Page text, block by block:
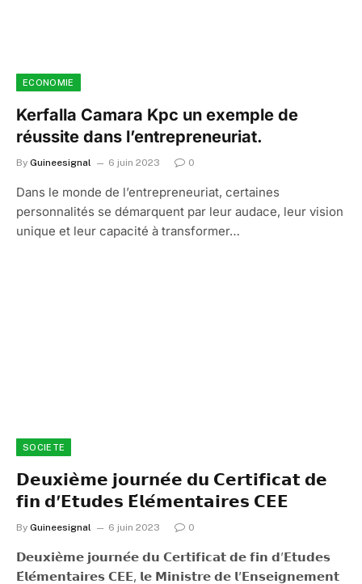
ECONOMIE
Kerfalla Camara Kpc un exemple de
réussite dans l’entrepreneuriat.
By Guineesignal 6 juin 2023 0
Dans le monde de l’entrepreneuriat, certaines
personnalités se démarquent par leur audace, leur vision
unique et leur capacité à transformer…
SOCIETE
𝗗𝗲𝘂𝘅𝗶𝗲̀𝗺𝗲 𝗷𝗼𝘂𝗿𝗻𝗲́𝗲 𝗱𝘂 𝗖𝗲𝗿𝘁𝗶𝗳𝗶𝗰𝗮𝘁 𝗱𝗲
𝗳𝗶𝗻 𝗱’𝗘𝘁𝘂𝗱𝗲𝘀 𝗘́𝗹𝗲́𝗺𝗲𝗻𝘁𝗮𝗶𝗿𝗲𝘀 𝗖𝗘𝗘
By Guineesignal 6 juin 2023 0
𝗗𝗲𝘂𝘅𝗶𝗲̀𝗺𝗲 𝗷𝗼𝘂𝗿𝗻𝗲́𝗲 𝗱𝘂 𝗖𝗲𝗿𝘁𝗶𝗳𝗶𝗰𝗮𝘁 𝗱𝗲 𝗳𝗶𝗻 𝗱’𝗘𝘁𝘂𝗱𝗲𝘀
𝗘́𝗹𝗲́𝗺𝗲𝗻𝘁𝗮𝗶𝗿𝗲𝘀 𝗖𝗘𝗘, 𝗹𝗲 𝗠𝗶𝗻𝗶𝘀𝘁𝗿𝗲 𝗱𝗲 𝗹’𝗘𝗻𝘀𝗲𝗶𝗴𝗻𝗲𝗺𝗲𝗻𝘁